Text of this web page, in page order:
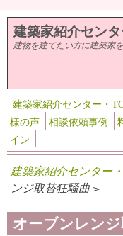
メインコンテンツに移
建築家紹介セン
建物を建てたい方に建築家
建築家紹介センター・
様の声
相談依頼事例
イン
建築家紹介センター
ンジ取替狂騒曲 >
オーブンレン